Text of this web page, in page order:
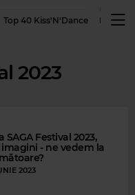
Top 40 Kiss'N'Dance
2023
SAGA Festival 2023,
imagini - ne vedem la
2023